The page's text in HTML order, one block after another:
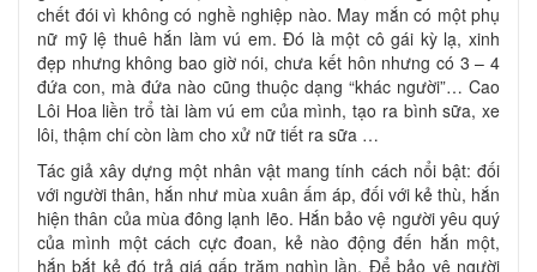
chết đói vì không có nghề nghiệp nào. May mắn có một phụ
nữ mỹ lệ thuê hắn làm vú em. Đó là một cô gái kỳ lạ, xinh
đẹp nhưng không bao giờ nói, chưa kết hôn nhưng có 3 – 4
đứa con, mà đứa nào cũng thuộc dạng “khác người”… Cao
Lôi Hoa liền trổ tài làm vú em của mình, tạo ra bình sữa, xe
lôi, thậm chí còn làm cho xử nữ tiết ra sữa …
Tác giả xây dựng một nhân vật mang tính cách nổi bật: đối
với người thân, hắn như mùa xuân ấm áp, đối với kẻ thù, hắn
hiện thân của mùa đông lạnh lẽo. Hắn bảo vệ người yêu quý
của mình một cách cực đoan, kẻ nào động đến hắn một,
hắn bắt kẻ đó trả giá gấp trăm nghìn lần. Để bảo vệ người